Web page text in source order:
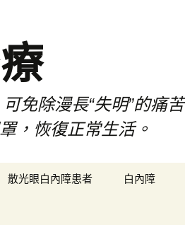
免除漫長“失明”的痛苦
，恢復正常生活。
散光眼白內障患者 白內障